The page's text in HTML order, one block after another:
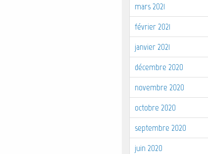
mars 2021
février 2021
janvier 2021
décembre 2020
novembre 2020
octobre 2020
septembre 2020
juin 2020